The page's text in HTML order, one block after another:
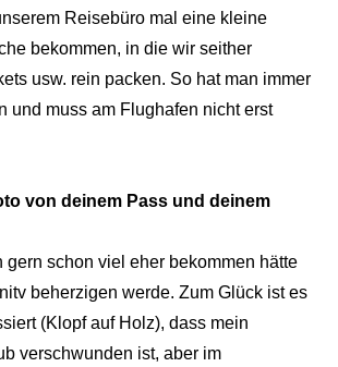
Reisebüro mal eine kleine
bekommen, in die wir seither
usw. rein packen. So hat man immer
und muss am Flughafen nicht erst
von deinem Pass und deinem
gern schon viel eher bekommen hätte
beherzigen werde. Zum Glück ist es
(Klopf auf Holz), dass mein
verschwunden ist, aber im